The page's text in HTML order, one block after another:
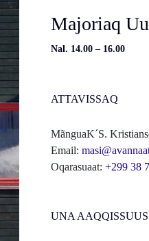
Majoriaq
Nal. 14.00 – 16.00
ATTAVISSAQ
MãnguaK´S.
Email:
Oqarasuaat:+299 38
UNA